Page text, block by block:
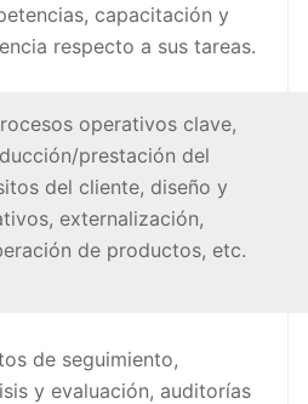
capacitación y
respecto a sus tareas.
operativos clave,
prestación del
del cliente, diseño y
externalización,
de productos, etc.
de seguimiento,
y evaluación, auditorías